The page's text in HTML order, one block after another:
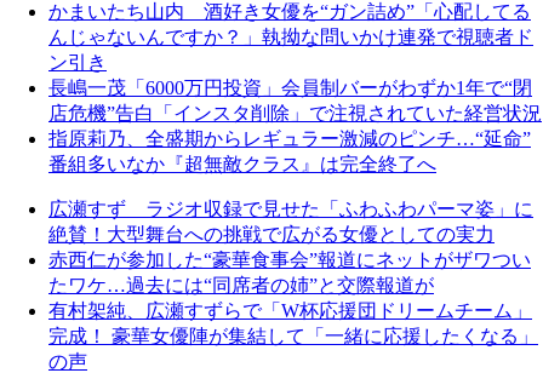
かまいたち山内 酒好き女優を“ガン詰め”「心配してる
んじゃないんですか？」執拗な問いかけ連発で視聴者ド
ン引き
長嶋一茂「6000万円投資」会員制バーがわずか1年で“閉
店危機”告白「インスタ削除」で注視されていた経営状況
指原莉乃、全盛期からレギュラー激減のピンチ…“延命”
番組多いなか『超無敵クラス』は完全終了へ
広瀬すず ラジオ収録で見せた「ふわふわパーマ姿」に
絶賛！大型舞台への挑戦で広がる女優としての実力
赤西仁が参加した“豪華食事会”報道にネットがザワつい
たワケ…過去には“同席者の姉”と交際報道が
有村架純、広瀬すずらで「W杯応援団ドリームチーム」
完成！ 豪華女優陣が集結して「一緒に応援したくなる」
の声